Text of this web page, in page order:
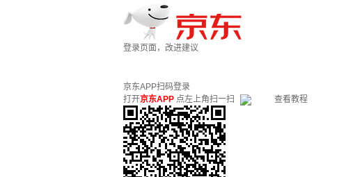
登录页面，改进建议
京东APP扫码登录
打开京东APP 点左上角扫一扫 查看教程